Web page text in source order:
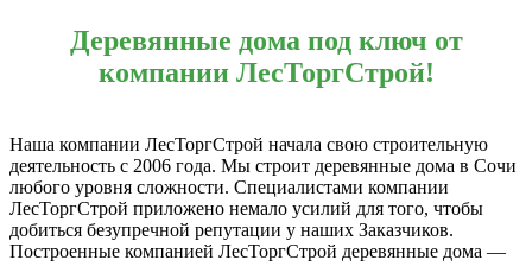
Деревянные дома под ключ от
компании ЛесТоргСтрой!
Наша компании ЛесТоргСтрой начала свою строительную
деятельность с 2006 года. Мы строит деревянные дома в Сочи
любого уровня сложности. Специалистами компании
ЛесТоргСтрой приложено немало усилий для того, чтобы
добиться безупречной репутации у наших Заказчиков.
Построенные компанией ЛесТоргСтрой деревянные дома —